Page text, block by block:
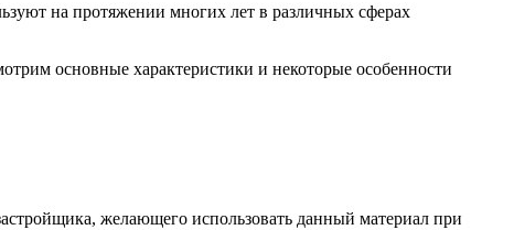
на протяжении многих лет в различных сферах
основные характеристики и некоторые особенности
желающего использовать данный материал при